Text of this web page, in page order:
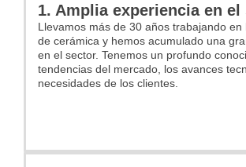
1. Amplia experiencia en el
Llevamos más de 30 años trabajando en
de cerámica y hemos acumulado una
en el sector. Tenemos un profundo
tendencias del mercado, los avances
necesidades de los clientes.